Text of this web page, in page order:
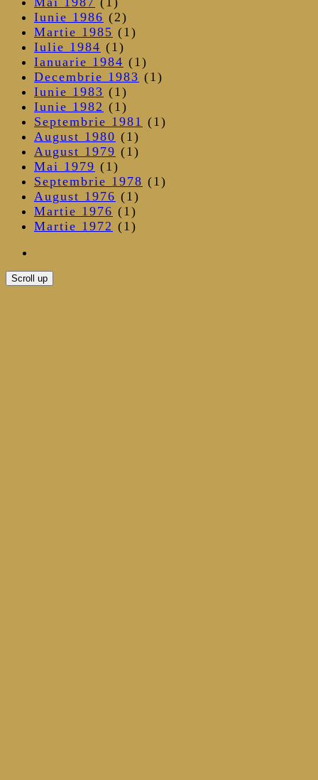
Iunie 1986 (2)
Martie 1985 (1)
Iulie 1984 (1)
Ianuarie 1984 (1)
Decembrie 1983 (1)
Iunie 1983 (1)
Iunie 1982 (1)
Septembrie 1981 (1)
August 1980 (1)
August 1979 (1)
Mai 1979 (1)
Septembrie 1978 (1)
August 1976 (1)
Martie 1976 (1)
Martie 1972 (1)
Scroll up